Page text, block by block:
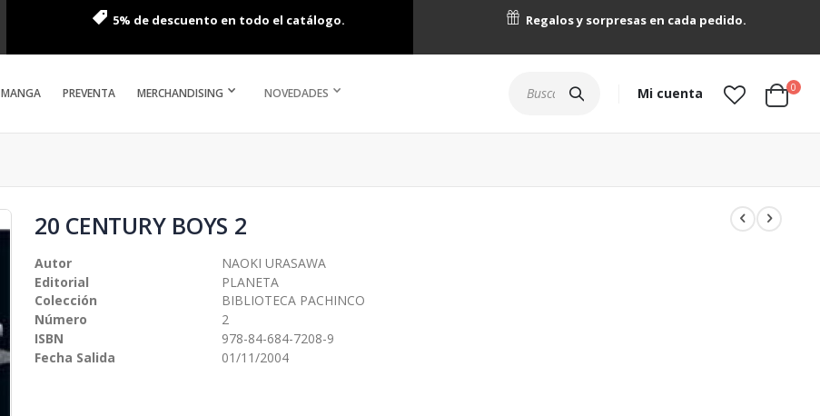
5% de descuento en todo el catálogo. Regalos y sorpresas en cada pedido.
MANGA PREVENTA MERCHANDISING NOVEDADES Mi cuenta Cart
0
20 CENTURY BOYS 2
Autor
NAOKI URASAWA
Editorial
PLANETA
Colección
BIBLIOTECA PACHINCO
Número
2
ISBN
978-84-684-7208-9
Fecha Salida
01/11/2004